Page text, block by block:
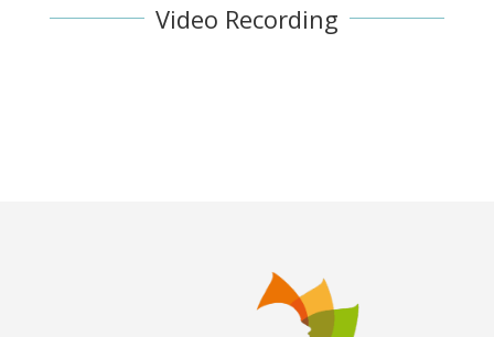
Video Recording